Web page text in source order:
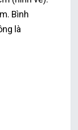
Bình
là